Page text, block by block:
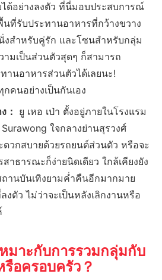
ด้อย่างลงตัว ที่นี่มอบประสบการณ์
ที่รับประทานอาหารที่กว้างขวาง
งสำหรับคู่รัก และโซนสำหรับกลุ่ม
มเป็นส่วนตัวสุดๆ ก็สามารถ
านอาหารส่วนตัวได้เลยนะ!
คนอย่างเป็นกันเอง
： ยู เหอ เป่า ตั้งอยู่ภายในโรงแรม
ใจกลางย่านสุรวงศ์
ดวกสบายด้วยรถยนต์ส่วนตัว หรือจะ
าธารณะก็ง่ายนิดเดียว ใกล้เคียงยัง
านบันเทิงยามค่ำคืนอีกมากมาย
ตัว ไม่ว่าจะเป็นหลังเลิกงานหรือ
มาะกับการรวมกลุ่มกับ
รือครอบครัว？